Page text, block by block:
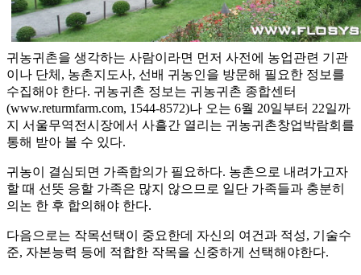
귀농귀촌을 생각하는 사람이라면 먼저 사전에 농업관련 기관
이나 단체, 농촌지도사, 선배 귀농인을 방문해 필요한 정보를
수집해야 한다. 귀농귀촌 정보는 귀농귀촌 종합센터
(www.returmfarm.com, 1544-8572)나 오는 6월 20일부터 22일까
지 서울무역전시장에서 사흘간 열리는 귀농귀촌창업박람회를
통해 받아 볼 수 있다.
귀농이 결심되면 가족합의가 필요하다. 농촌으로 내려가고자
할 때 선뜻 응할 가족은 많지 않으므로 일단 가족들과 충분히
의논 한 후 합의해야 한다.
다음으로는 작목선택이 중요한데 자신의 여건과 적성, 기술수
준, 자본능력 등에 적합한 작목을 신중하게 선택해야한다.